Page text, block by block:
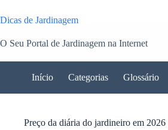
para
o
Dicas de Jardinagem
O Seu Portal de Jardinagem na Internet
Início Categorias Glossário
Preço da diária do jardineiro em 2026